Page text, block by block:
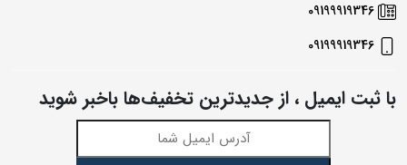
09199919346
09199919346
با ثبت ایمیل ، از جدید‌ترین تخفیف‌ها با‌خبر شوید